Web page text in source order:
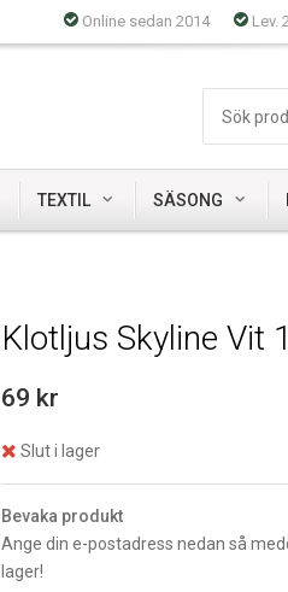
Online sedan 2014 Lev.
TEXTIL SÄSONG
Klotljus Skyline Vit
69 kr
Slut i lager
Bevaka produkt
Ange din e-postadress nedan så
lager!